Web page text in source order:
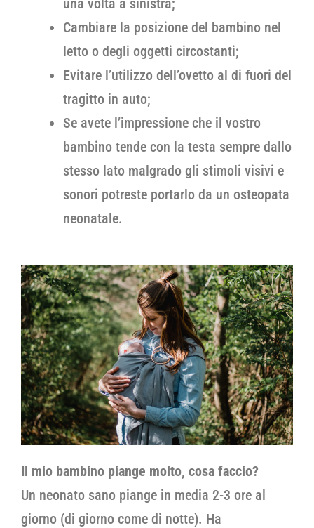
una volta a sinistra;
Cambiare la posizione del bambino nel
letto o degli oggetti circostanti;
Evitare l’utilizzo dell’ovetto al di fuori del
tragitto in auto;
Se avete l’impressione che il vostro
bambino tende con la testa sempre dallo
stesso lato malgrado gli stimoli visivi e
sonori potreste portarlo da un osteopata
neonatale.
Il mio bambino piange molto, cosa faccio?
Un neonato sano piange in media 2-3 ore al
giorno (di giorno come di notte). Ha